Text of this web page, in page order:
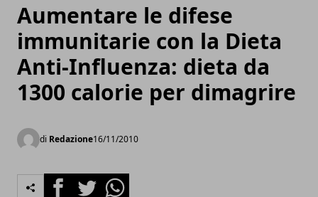
Aumentare le difese
immunitarie con la Dieta
Anti-Influenza: dieta da
1300 calorie per dimagrire
di Redazione16/11/2010
FacebookTwitterWhatsapp